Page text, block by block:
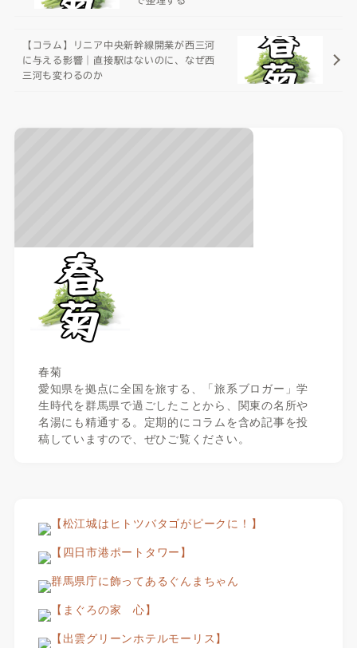
【コラム】リニア中央新幹線開業が西三河
に与える影響｜直接駅はないのに、なぜ西
三河も変わるのか
春菊
愛知県を拠点に全国を旅する、「旅系ブロガー」学
生時代を群馬県で過ごしたことから、関東の名所や
名湯にも精通する。定期的にコラムを含め記事を投
稿していますので、ぜひご覧ください。